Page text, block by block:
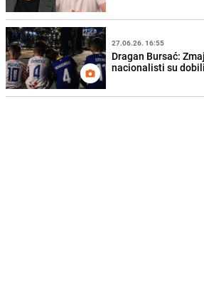
27.06.26. 16:55
Dragan Bursać:
nacionalisti su